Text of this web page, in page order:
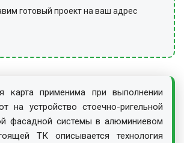
готовый проект на ваш адрес
карта применима при выполнении
на устройство стоечно-ригельной
фасадной системы в алюминиевом
ТК описывается технология